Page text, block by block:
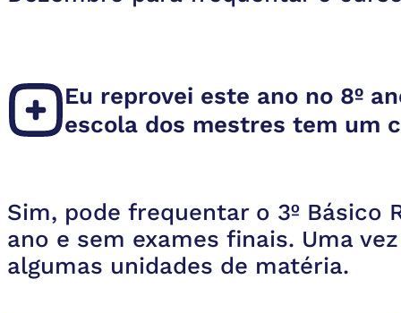
Eu reprovei este ano no 8º
escola dos mestres tem um
Sim, pode frequentar o 3º Básico
ano e sem exames finais. Uma
algumas unidades de matéria.